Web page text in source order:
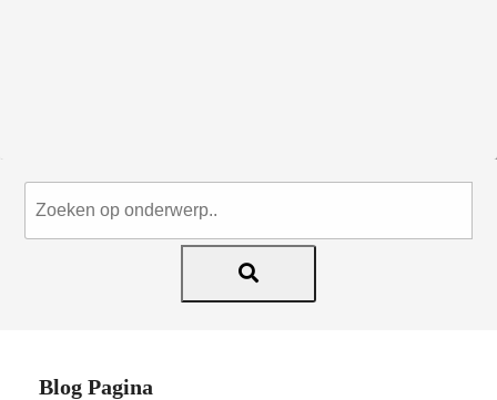
Blog Pagina